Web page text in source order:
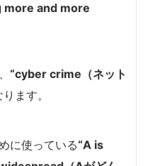
and more
“cyber crime（ネット
ます。
に使っている“A is